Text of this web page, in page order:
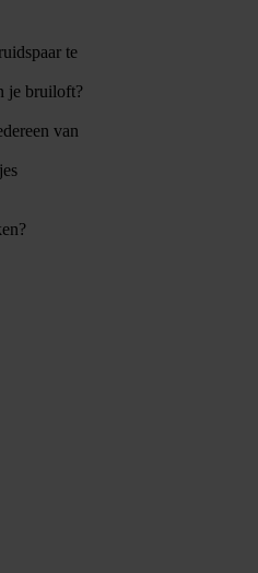
te
je bruiloft?
van